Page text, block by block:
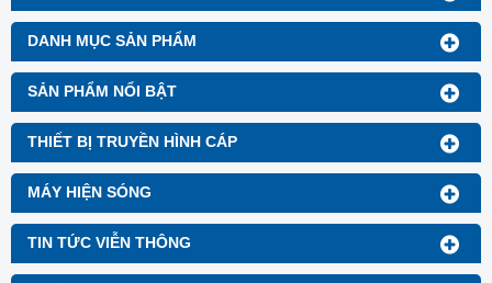
DANH MỤC SẢN PHẨM
SẢN PHẨM NỔI BẬT
THIẾT BỊ TRUYỀN HÌNH CÁP
MÁY HIỆN SÓNG
TIN TỨC VIỄN THÔNG